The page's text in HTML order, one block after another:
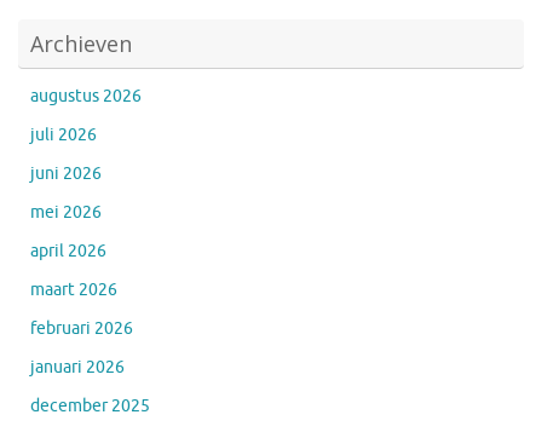
Archieven
augustus 2026
juli 2026
juni 2026
mei 2026
april 2026
maart 2026
februari 2026
januari 2026
december 2025